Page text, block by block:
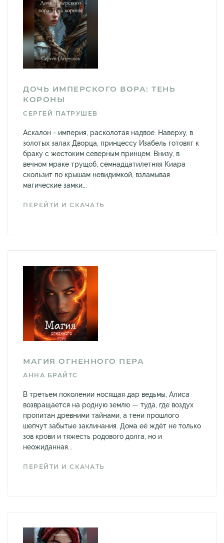
ДОЧЬ ИМПЕРСКОГО ВОРА: ТЕНЬ
КОРОНЫ
СЕРГЕЙ ПАТРУШЕВ
Аскалон - империя, расколотая надвое. Наверху, в
золотых залах Дворца, принцессу Изабель готовят к
браку с жестоким северным принцем. Внизу, в
вечном мраке трущоб, семнадцатилетняя Киара
скользит по крышам невидимкой, взламывая
магические замки...
ПЕРЕЙТИ И СКАЧАТЬ
МАГИЯ ОГНЕННОГО ПЕРА
АННА БРАЙТС
В третьем поколении носящая дар ведьмы, Алиса
возвращается на родную землю — туда, где воздух
пропитан древними тайнами, а тени прошлого
шепчут забытые заклинания. Дома её ждёт не только
зов крови и тяжесть родового долга, но и
неожиданная...
ПЕРЕЙТИ И СКАЧАТЬ